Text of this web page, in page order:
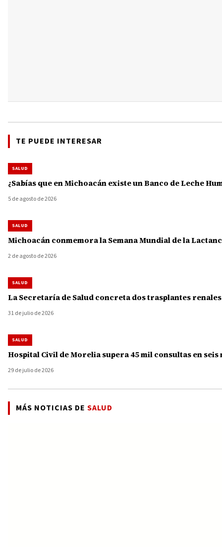
TE PUEDE INTERESAR
SALUD
¿Sabías que en Michoacán existe un Banco de Leche
5 de agosto de 2026
SALUD
Michoacán conmemora la Semana Mundial de la
2 de agosto de 2026
SALUD
La Secretaría de Salud concreta dos trasplantes
31 de julio de 2026
SALUD
Hospital Civil de Morelia supera 45 mil consultas en
29 de julio de 2026
MÁS NOTICIAS DE SALUD